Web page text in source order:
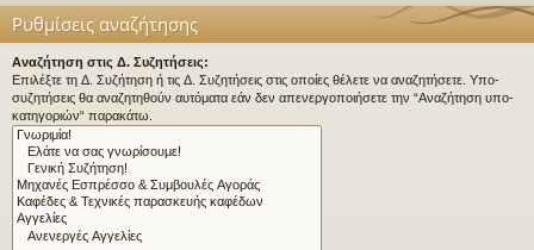
Ρυθμίσεις αναζήτησης
Αναζήτηση στις Δ. Συζητήσεις:
Επιλέξτε τη Δ. Συζήτηση ή τις Δ. Συζητήσεις στις οποίες θέλετε να αναζητήσετε. Υπο-
συζητήσεις θα αναζητηθούν αυτόματα εάν δεν απενεργοποιήσετε την “Αναζήτηση υπο-
κατηγοριών“ παρακάτω.